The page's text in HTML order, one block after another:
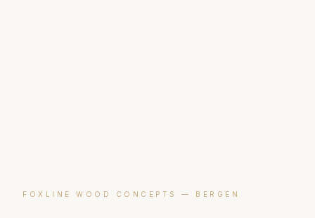
FOXLINE WOOD CONCEPTS — BERGEN